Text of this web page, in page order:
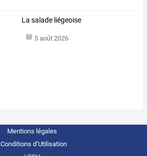
La salade liégeoise
5 août 2026
Mentions légales
Conditions d’Utilisation